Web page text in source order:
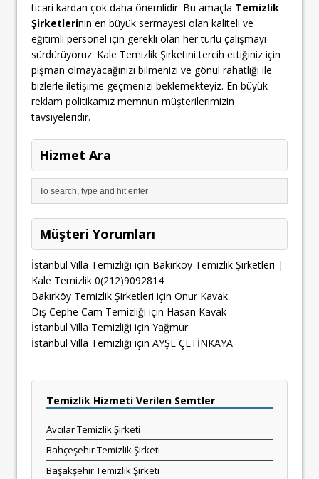
ticari kardan çok daha önemlidir. Bu amaçla Temizlik
Şirketlerinin en büyük sermayesi olan kaliteli ve
eğitimli personel için gerekli olan her türlü çalışmayı
sürdürüyoruz. Kale Temizlik Şirketini tercih ettiğiniz için
pişman olmayacağınızı bilmenizi ve gönül rahatlığı ile
bizlerle iletişime geçmenizi beklemekteyiz. En büyük
reklam politikamız memnun müşterilerimizin
tavsiyeleridir.
Hizmet Ara
Müşteri Yorumları
İstanbul Villa Temizliği için Bakırköy Temizlik Şirketleri |
Kale Temizlik 0(212)9092814
Bakırköy Temizlik Şirketleri için Onur Kavak
Dış Cephe Cam Temizliği için Hasan Kavak
İstanbul Villa Temizliği için Yağmur
İstanbul Villa Temizliği için AYŞE ÇETİNKAYA
Temizlik Hizmeti Verilen Semtler
Avcılar Temizlik Şirketi
Bahçeşehir Temizlik Şirketi
Başakşehir Temizlik Şirketi